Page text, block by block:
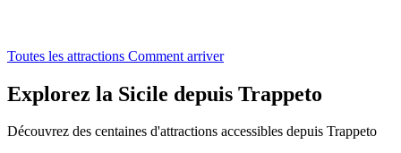
Toutes les attractions Comment arriver
Explorez la Sicile depuis Trappeto
Découvrez des centaines d'attractions accessibles depuis Trappeto